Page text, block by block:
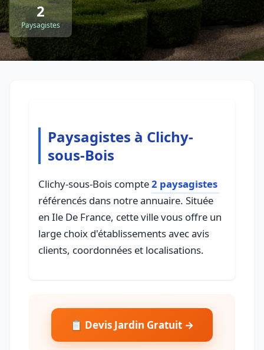
2
Paysagistes
Paysagistes à Clichy-
sous-Bois
Clichy-sous-Bois compte2 paysagistes
référencés dans notre annuaire. Située
en Ile De France, cette ville vous offre un
large choix d'établissements avec avis
clients, coordonnées et localisations.
📋 Devis Jardin Gratuit →